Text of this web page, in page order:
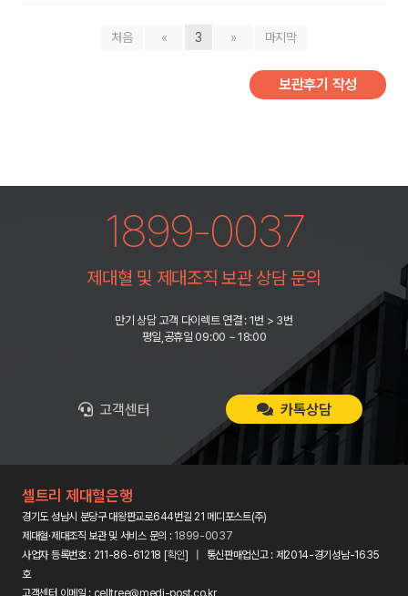
처음 « 3 » 마지막
보관후기 작성
1899-0037
제대혈 및 제대조직 보관 상담 문의
만기 상담 고객 다이렉트 연결 : 1번 > 3번
평일,공휴일 09:00 ~ 18:00
고객센터 카톡상담
셀트리 제대혈은행
경기도 성남시 분당구 대왕판교로644번길 21 메디포스트(주)
제대혈·제대조직 보관 및 서비스 문의 : 1899-0037
사업자 등록번호 : 211-86-61218 [확인] | 통신판매업신고 : 제2014-경기성남-1635
호
고객센터 이메일 : celltree@medi-post.co.kr